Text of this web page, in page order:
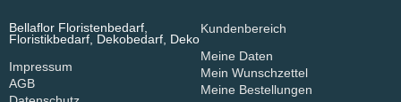
Bellaflor Floristenbedarf,
Floristikbedarf, Dekobedarf, Deko
Impressum
AGB
Kundenbereich
Meine Daten
Mein Wunschzettel
Meine Bestellungen